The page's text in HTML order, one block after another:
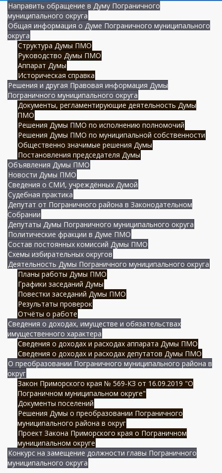
Направить обращение в Думу Пограничного
муниципального округа
Общая информация о Думе Пограничного муниципального
округа
Структура Думы ПМО
Руководство Думы ПМО
Аппарат Думы
Историческая справка
Решения и другая Правовая информация Думы
Пограничного муниципального округа
Документы, регламентирующие деятельность Думы
ПМО
Решения Думы ПМО по исполнению полномочий
Решения Думы ПМО по муниципальной собственности
Общественно значимые решения Думы
Постановления председателя Думы
Объявления Думы ПМО
Новости Думы ПМО
Сведения о СМИ, учреждённых Думой
Судебная практика
Депутат от Пограничного района в Законодательном
Собрании
Депутаты Думы Пограничного муниципального округа
Политические фракции в Думе ПМО
Состав постоянных комиссий Думы ПМО
Схемы избирательных округов
Деятельность Думы Пограничного муниципального округа
Планы работы Думы ПМО
Графики заседаний Думы
Повестки заседаний Думы ПМО
Результаты проверок
Отчёты о работе
Сведения о доходах, имуществе и обязательствах
имущественного характера
Сведения о доходах и расходах аппарата Думы ПМО
Сведения о доходах и расходах депутатов Думы ПМО
О преобразовании Пограничного муниципального района в
округ
Закон Приморского края № 569-КЗ от 16.09.2019 "О
Пограничном муниципальном округе"
Документы поселений
Решения Думы о преобразовании Пограничного
муниципального района в округ
Проект Закона Приморского края о Пограничном
муниципальном округе
Конкурс на замещение должности главы Пограничного
муниципального округа